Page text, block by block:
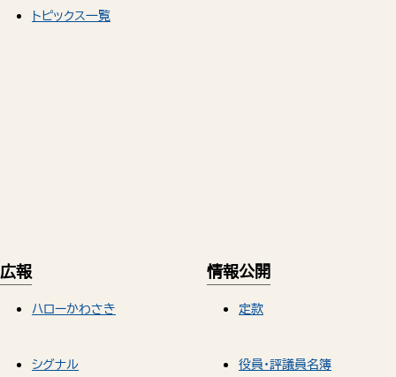
トピックス一覧
広報
ハローかわさき
シグナル
情報公開
定款
役員・評議員名簿